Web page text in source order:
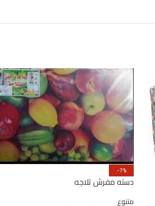
-7%
دسته مفرش تلاجه
متنوع